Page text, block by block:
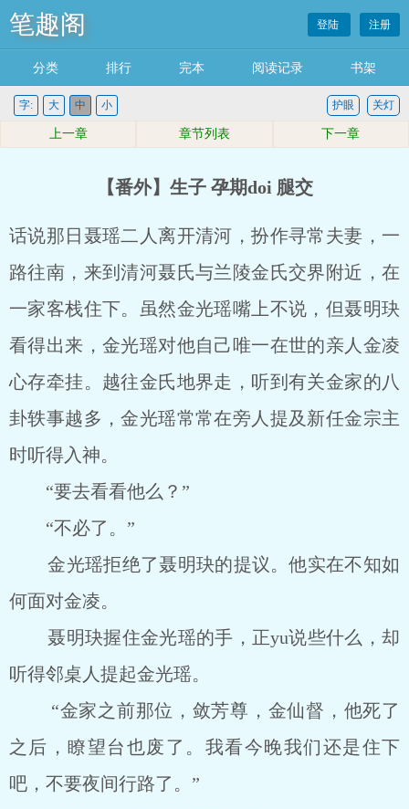
笔趣阁 登陆 注册
分类 排行 完本 阅读记录 书架
字: 大 中 小 关灯
护眼
上一章 章节列表 下一章
【番外】生子 孕期doi 腿交
话说那日聂瑶二人离开清河，扮作寻常夫妻，一
路往南，来到清河聂氏与兰陵金氏交界附近，在
一家客栈住下。虽然金光瑶嘴上不说，但聂明玦
看得出来，金光瑶对他自己唯一在世的亲人金凌
心存牵挂。越往金氏地界走，听到有关金家的八
卦轶事越多，金光瑶常常在旁人提及新任金宗主
时听得入神。
“要去看看他么？”
“不必了。”
金光瑶拒绝了聂明玦的提议。他实在不知如
何面对金凌。
聂明玦握住金光瑶的手，正yu说些什么，却
听得邻桌人提起金光瑶。
“金家之前那位，敛芳尊，金仙督，他死了
之后，瞭望台也废了。我看今晚我们还是住下
吧，不要夜间行路了。”